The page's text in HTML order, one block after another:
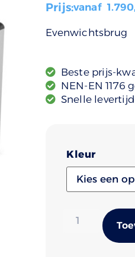
Prijs:vanaf 1.790
Evenwichtsbrug
Beste prijs-
NEN-EN 1176
Snelle levertijd
Kleur